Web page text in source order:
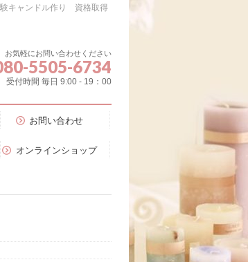
キャンドル作り 資格取得
お気軽にお問い合わせください
5505-6734
受付時間 毎日 9:00 - 19：00
お問い合わせ
オンラインショップ